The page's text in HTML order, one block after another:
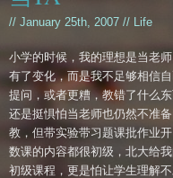
// January 25th, 2007 // Life
小学的时候，我的理想是当老
有了变化，而是我不足够相信
提问，或者更糟，教错了什么
还是挺惧怕当老师也仍然不准
教，但带实验带习题课批作业
数课的内容都很初级，北大给
初级课程，更是怕让学生理解